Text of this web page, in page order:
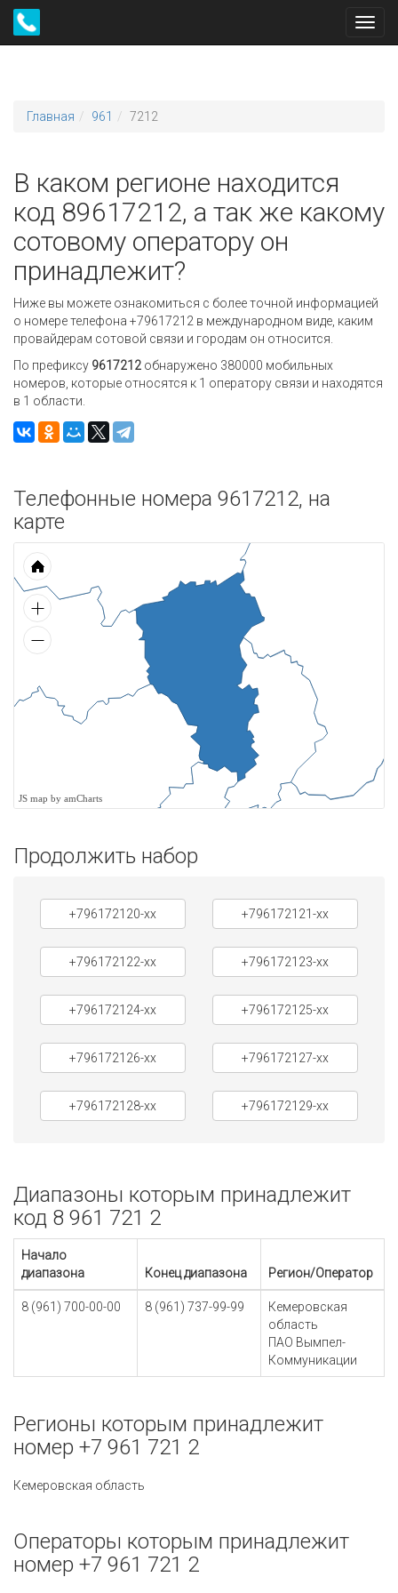
Главная 961 7212
В каком регионе находится
код 89617212, а так же какому
сотовому оператору он
принадлежит?
Ниже вы можете ознакомиться с более точной информацией
о номере телефона +79617212 в международном виде, каким
провайдерам сотовой связи и городам он относится.
По префиксу 9617212 обнаружено 380000 мобильных
номеров, которые относятся к 1 оператору связи и находятся
в 1 области.
Телефонные номера 9617212, на
карте
JS map by amCharts
Продолжить набор
+796172120-xx +796172121-xx
+796172122-xx +796172123-xx
+796172124-xx +796172125-xx
+796172126-xx +796172127-xx
+796172128-xx +796172129-xx
Диапазоны которым принадлежит
код 8 961 721 2
Начало
диапазона
Конец диапазона Регион/Оператор
8 (961) 700-00-00 8 (961) 737-99-99
Кемеровская
область
ПАО Вымпел-
Коммуникации
Регионы которым принадлежит
номер +7 961 721 2
Кемеровская область
Операторы которым принадлежит
номер +7 961 721 2